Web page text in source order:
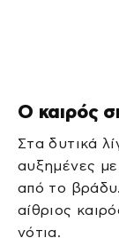
Ο καιρός
Στα δυτικά
αυξημένες με
από το
αίθριος
νότια.